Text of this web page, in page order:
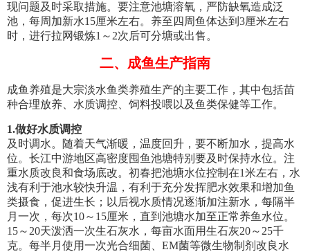
现问题及时采取措施。要注意池塘溶氧，严防缺氧造成泛
池，每周加新水15厘米左右。养至四周鱼体达到3厘米左右
时，进行拉网锻炼1～2次后可分塘或出售。
二、成鱼生产指南
成鱼养殖是大宗淡水鱼类养殖生产的主要工作，其中包括苗
种合理放养、水质调控、饲料投喂以及鱼类保健等工作。
1.做好水质调控
及时调水。随着天气渐暖，温度回升，要不断加水，提高水
位。长江中游地区高密度囤鱼池塘特别要及时保持水位。注
重水质改良和食场底改。初春把池塘水位控制在1米左右，水
浅有利于池水较快升温，有利于充分发挥肥水效果和增加鱼
类摄食，促进生长；以后视水质情况逐渐加注新水，每隔半
月一次，每次10～15厘米，直到池塘水加至正常养鱼水位。
15～20天泼洒一次生石灰水，每亩水面用生石灰20～25千
克。每半月使用一次光合细菌、EM菌等微生物制剂改良水